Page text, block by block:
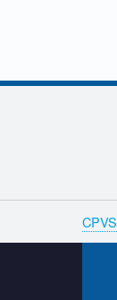
,
Breadcrumbs navigation
CPVS